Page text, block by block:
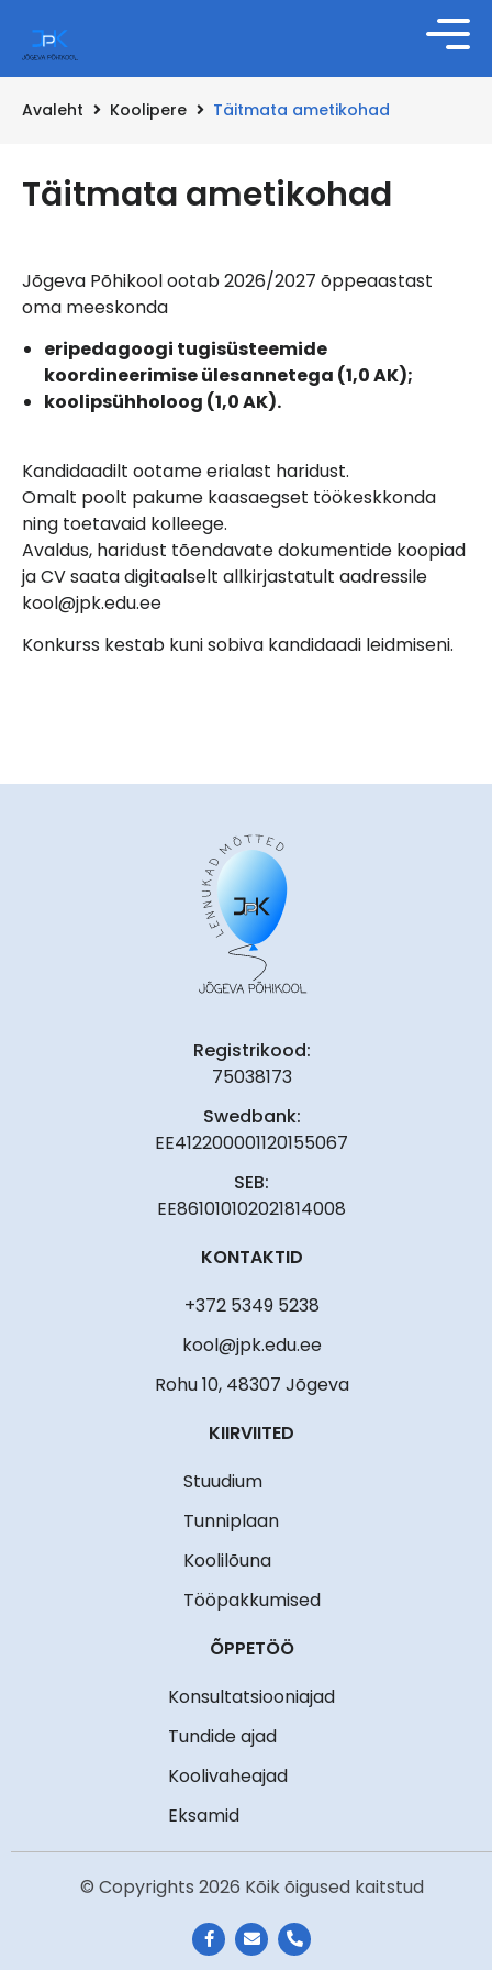
Avaleht Koolipere Täitmata ametikohad
Täitmata ametikohad
Jõgeva Põhikool ootab 2026/2027 õppeaastast
oma meeskonda
eripedagoogi tugisüsteemide
koordineerimise ülesannetega (1,0 AK);
koolipsühholoog (1,0 AK).
Kandidaadilt ootame erialast haridust.
Omalt poolt pakume kaasaegset töökeskkonda
ning toetavaid kolleege.
Avaldus, haridust tõendavate dokumentide koopiad
ja CV saata digitaalselt allkirjastatult aadressile
kool@jpk.edu.ee
Konkurss kestab kuni sobiva kandidaadi leidmiseni.
Registrikood:
75038173
Swedbank:
EE412200001120155067
SEB:
EE861010102021814008
KONTAKTID
+372 5349 5238
kool@jpk.edu.ee
Rohu 10, 48307 Jõgeva
KIIRVIITED
Stuudium
Tunniplaan
Koolilõuna
Tööpakkumised
ÕPPETÖÖ
Konsultatsiooniajad
Tundide ajad
Koolivaheajad
Eksamid
© Copyrights 2026 Kõik õigused kaitstud